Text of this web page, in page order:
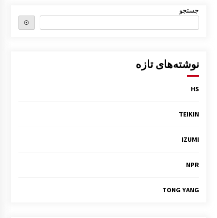
جستجو
⦿
نوشته‌های تازه
HS
TEIKIN
IZUMI
NPR
TONG YANG